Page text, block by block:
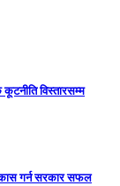
विस्तारसम्म
गर्न सरकार सफल